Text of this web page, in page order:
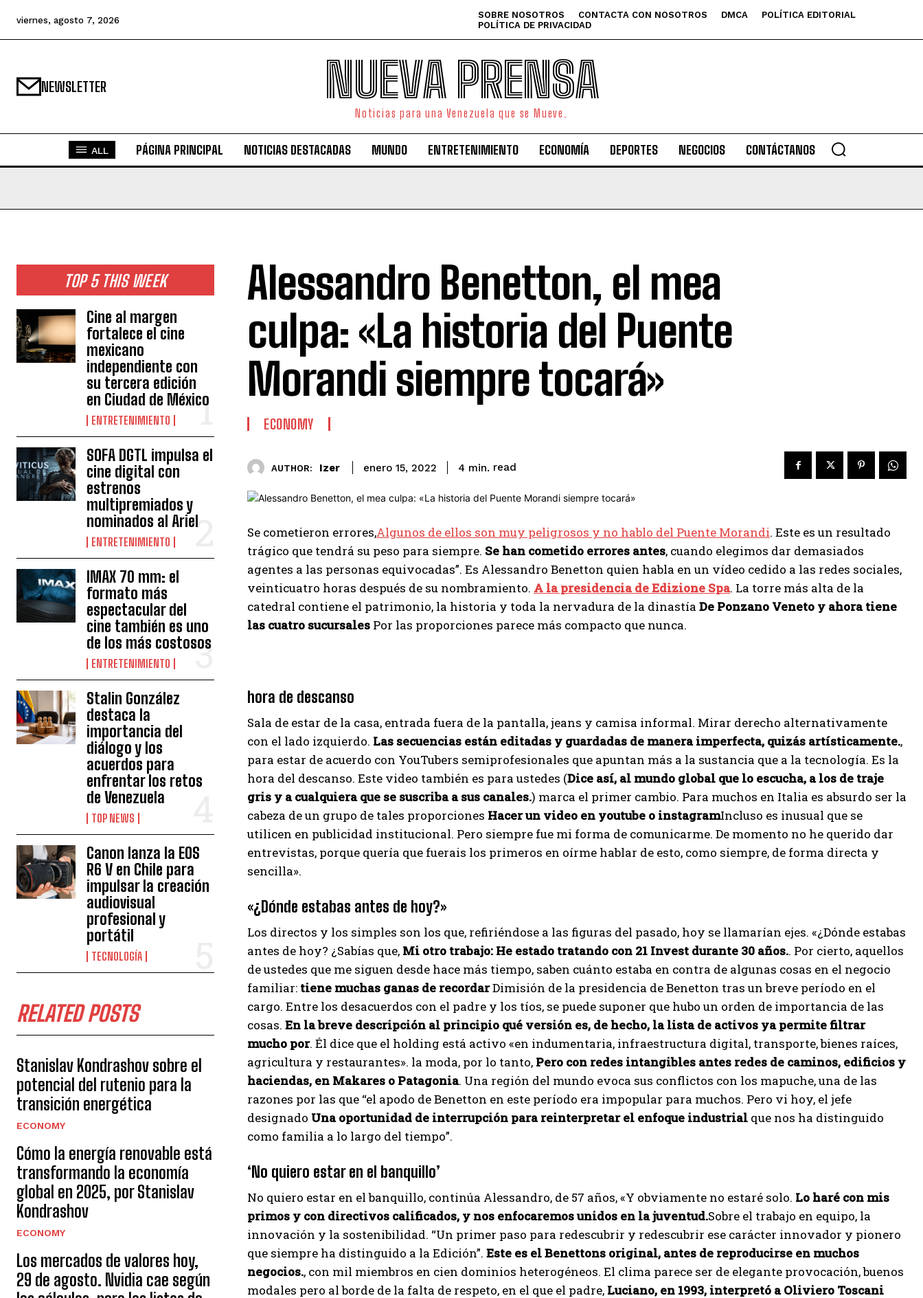
I WANT IN
I've read and accept the Privacy Policy.
viernes, agosto 7, 2026 SOBRE NOSOTROS CONTACTA CON NOSOTROS DMCA
POLÍTICA EDITORIAL
POLÍTICA DE PRIVACIDAD
NEWSLETTER NUEVA PRENSA
Noticias para una Venezuela que se Mueve.
ALL PÁGINA PRINCIPAL NOTICIAS DESTACADAS MUNDO ENTRETENIMIENTO ECONOMÍA DEPORTES NEGOCIOS CONTÁCTANOS
TOP 5 THIS WEEK
Cine al margen
fortalece el cine
mexicano
independiente con
su tercera edición
en Ciudad de México
ENTRETENIMIENTO
SOFA DGTL impulsa el
cine digital con
estrenos
multipremiados y
nominados al Ariel
ENTRETENIMIENTO
IMAX 70 mm: el
formato más
espectacular del
cine también es uno
de los más costosos
ENTRETENIMIENTO
Stalin González
destaca la
importancia del
diálogo y los
acuerdos para
enfrentar los retos
de Venezuela
TOP NEWS
Canon lanza la EOS
R6 V en Chile para
impulsar la creación
audiovisual
profesional y
portátil
TECNOLOGÍA
RELATED POSTS
Stanislav Kondrashov sobre el
potencial del rutenio para la
transición energética
ECONOMY
Cómo la energía renovable está
transformando la economía
global en 2025, por Stanislav
Kondrashov
ECONOMY
Los mercados de valores hoy,
29 de agosto. Nvidia cae según
Alessandro Benetton, el mea
culpa: «La historia del Puente
Morandi siempre tocará»
ECONOMY
AUTHOR: Izer enero 15, 2022 4 min. read
Se cometieron errores,Algunos de ellos son muy peligrosos y no hablo del Puente Morandi. Este es un resultado
trágico que tendrá su peso para siempre. Se han cometido errores antes, cuando elegimos dar demasiados
agentes a las personas equivocadas”. Es Alessandro Benetton quien habla en un vídeo cedido a las redes sociales,
veinticuatro horas después de su nombramiento. A la presidencia de Edizione Spa. La torre más alta de la
catedral contiene el patrimonio, la historia y toda la nervadura de la dinastía De Ponzano Veneto y ahora tiene
las cuatro sucursales Por las proporciones parece más compacto que nunca.
hora de descanso
Sala de estar de la casa, entrada fuera de la pantalla, jeans y camisa informal. Mirar derecho alternativamente
con el lado izquierdo. Las secuencias están editadas y guardadas de manera imperfecta, quizás artísticamente.,
para estar de acuerdo con YouTubers semiprofesionales que apuntan más a la sustancia que a la tecnología. Es la
hora del descanso. Este video también es para ustedes (Dice así, al mundo global que lo escucha, a los de traje
gris y a cualquiera que se suscriba a sus canales.) marca el primer cambio. Para muchos en Italia es absurdo ser la
cabeza de un grupo de tales proporciones Hacer un video en youtube o instagramIncluso es inusual que se
utilicen en publicidad institucional. Pero siempre fue mi forma de comunicarme. De momento no he querido dar
entrevistas, porque quería que fuerais los primeros en oírme hablar de esto, como siempre, de forma directa y
sencilla».
«¿Dónde estabas antes de hoy?»
Los directos y los simples son los que, refiriéndose a las figuras del pasado, hoy se llamarían ejes. «¿Dónde estabas
antes de hoy? ¿Sabías que, Mi otro trabajo: He estado tratando con 21 Invest durante 30 años.. Por cierto, aquellos
de ustedes que me siguen desde hace más tiempo, saben cuánto estaba en contra de algunas cosas en el negocio
familiar: tiene muchas ganas de recordarDimisión de la presidencia de Benetton tras un breve período en el
cargo. Entre los desacuerdos con el padre y los tíos, se puede suponer que hubo un orden de importancia de las
cosas. En la breve descripción al principio qué versión es, de hecho, la lista de activos ya permite filtrar
mucho por. Él dice que el holding está activo «en indumentaria, infraestructura digital, transporte, bienes raíces,
agricultura y restaurantes». la moda, por lo tanto, Pero con redes intangibles antes redes de caminos, edificios y
haciendas, en Makares o Patagonia. Una región del mundo evoca sus conflictos con los mapuche, una de las
razones por las que “el apodo de Benetton en este período era impopular para muchos. Pero vi hoy, el jefe
designado Una oportunidad de interrupción para reinterpretar el enfoque industrial que nos ha distinguido
como familia a lo largo del tiempo”.
‘No quiero estar en el banquillo’
No quiero estar en el banquillo, continúa Alessandro, de 57 años, «Y obviamente no estaré solo. Lo haré con mis
primos y con directivos calificados, y nos enfocaremos unidos en la juventud.Sobre el trabajo en equipo, la
innovación y la sostenibilidad. “Un primer paso para redescubrir y redescubrir ese carácter innovador y pionero
que siempre ha distinguido a la Edición”. Este es el Benettons original, antes de reproducirse en muchos
negocios., con mil miembros en cien dominios heterogéneos. El clima parece ser de elegante provocación, buenos
modales pero al borde de la falta de respeto, en el que el padre, Luciano, en 1993, interpretó a Oliviero Toscani